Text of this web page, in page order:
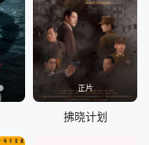
正片
拂晓计划